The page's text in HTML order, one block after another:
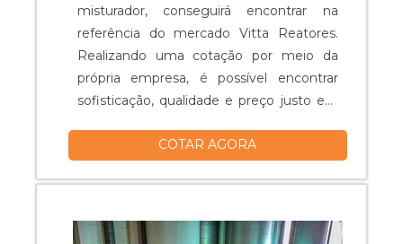
misturador, conseguirá encontrar na
referência do mercado Vitta Reatores.
Realizando uma cotação por meio da
própria empresa, é possível encontrar
sofisticação, qualidade e preço justo em
misturador, com os colaboradores da
benefício com equipamentos específicos
mais diversos tipos de prod...
COTAR AGORA